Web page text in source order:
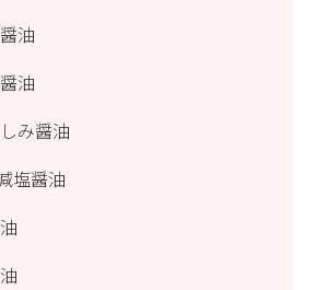
油
油
み醤油
塩醤油